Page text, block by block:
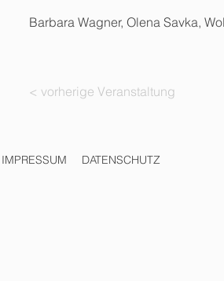
Barbara Wagner, Olena Savka,
< vorherige Veranstaltung
IMPRESSUM DATENSCHUTZ